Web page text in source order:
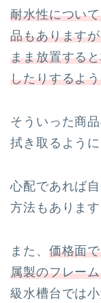
耐水性につい
品もあります
まま放置する
したりするよ
そういった商
拭き取るように
心配であれば
方法もあります
また、 価格面
属製のフレー
級水槽台では